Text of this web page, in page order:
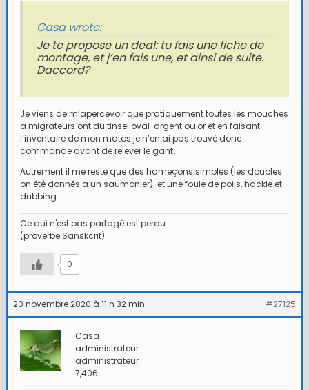
Casa wrote:
Je te propose un deal: tu fais une fiche de
montage, et j’en fais une, et ainsi de suite.
Daccord?
Je viens de m’apercevoir que pratiquement toutes les mouches
a migrateurs ont du tinsel oval argent ou or et en faisant
l’inventaire de mon matos je n’en ai pas trouvé donc
commande avant de relever le gant.
Autrement il me reste que des hameçons simples (les doubles
on été donnés a un saumonier) et une foule de poils, hackle et
dubbing
Ce qui n'est pas partagé est perdu
(proverbe Sanskcrit)
0
20 novembre 2020 à 11 h 32 min #27125
Casa
administrateur
administrateur
7,406